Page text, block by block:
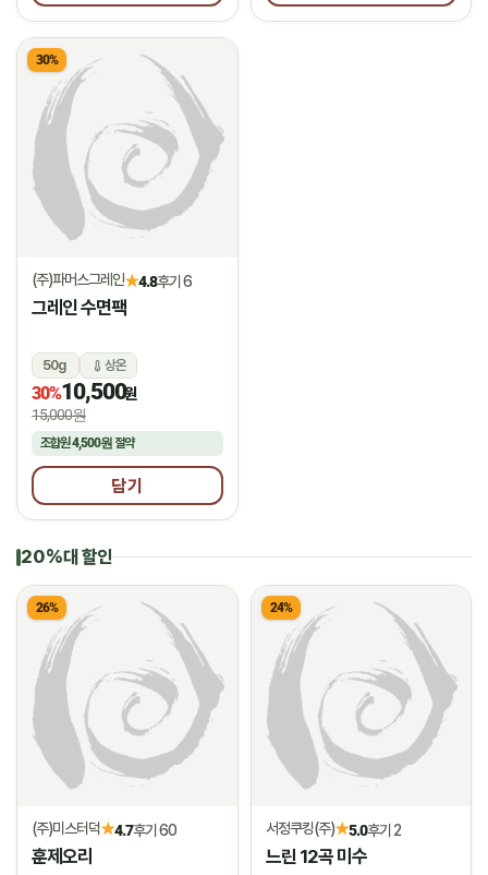
30%
(주)파머스그레인★4.8후기 6
그레인 수면팩
50g 상온
30%10,500원
15,000원
조합원4,500원 절약
담기
20%대 할인
26%
(주)미스터덕★4.7후기 60
훈제오리
24%
서정쿠킹(주)★5.0후기 2
느린 12곡 미수